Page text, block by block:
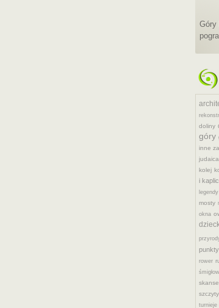
Góry
doliny
góry
inne
judaica
kolej
i
legendy
mosty
okna
rower
szczyty